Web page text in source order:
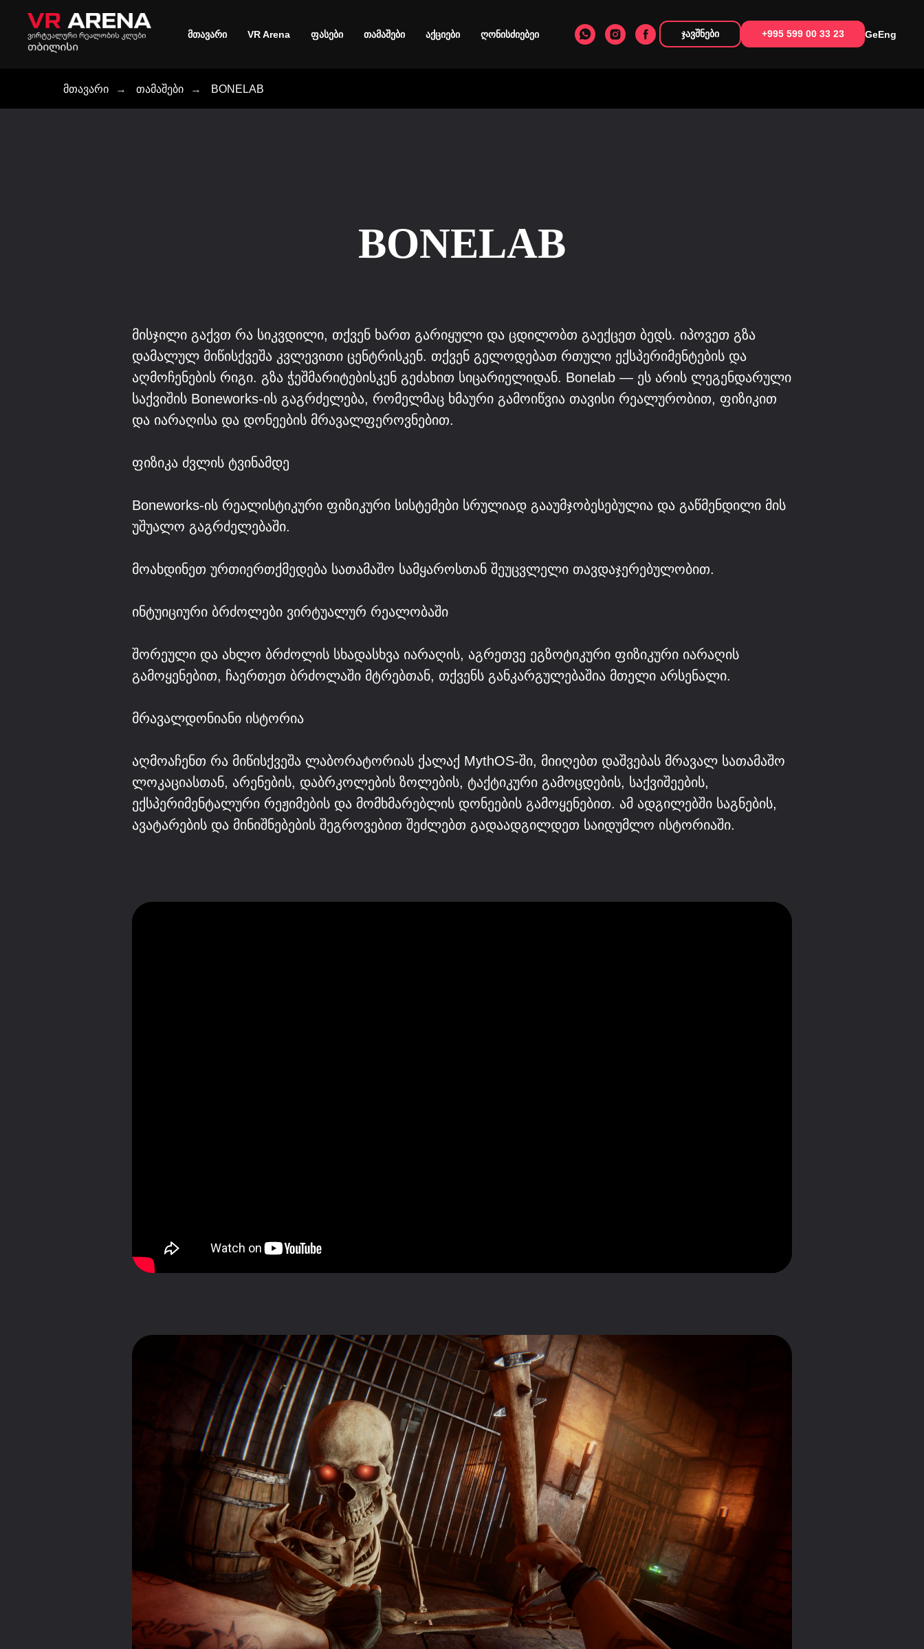
მთავარი VR Arena ფასები თამაშები აქციები ღონისძიებეი ჯავშნები +995 599 00 33 23 GeEng
მთავარი → თამაშები → BONELAB
BONELAB
მისჯილი გაქვთ რა სიკვდილი, თქვენ ხართ გარიყული და ცდილობთ გაექცეთ ბედს. იპოვეთ გზა
დამალულ მიწისქვეშა კვლევითი ცენტრისკენ. თქვენ გელოდებათ რთული ექსპერიმენტების და
აღმოჩენების რიგი. გზა ჭეშმარიტებისკენ გეძახით სიცარიელიდან. Bonelab — ეს არის ლეგენდარული
საქვიშის Boneworks-ის გაგრძელება, რომელმაც ხმაური გამოიწვია თავისი რეალურობით, ფიზიკით
და იარაღისა და დონეების მრავალფეროვნებით.
ფიზიკა ძვლის ტვინამდე
Boneworks-ის რეალისტიკური ფიზიკური სისტემები სრულიად გააუმჯობესებულია და გაწმენდილი მის
უშუალო გაგრძელებაში.
მოახდინეთ ურთიერთქმედება სათამაშო სამყაროსთან შეუცვლელი თავდაჯერებულობით.
ინტუიციური ბრძოლები ვირტუალურ რეალობაში
შორეული და ახლო ბრძოლის სხადასხვა იარაღის, აგრეთვე ეგზოტიკური ფიზიკური იარაღის
გამოყენებით, ჩაერთეთ ბრძოლაში მტრებთან, თქვენს განკარგულებაშია მთელი არსენალი.
მრავალდონიანი ისტორია
აღმოაჩენთ რა მიწისქვეშა ლაბორატორიას ქალაქ MythOS-ში, მიიღებთ დაშვებას მრავალ სათამაშო
ლოკაციასთან, არენების, დაბრკოლების ზოლების, ტაქტიკური გამოცდების, საქვიშეების,
ექსპერიმენტალური რეჟიმების და მომხმარებლის დონეების გამოყენებით. ამ ადგილებში საგნების,
ავატარების და მინიშნებების შეგროვებით შეძლებთ გადაადგილდეთ საიდუმლო ისტორიაში.